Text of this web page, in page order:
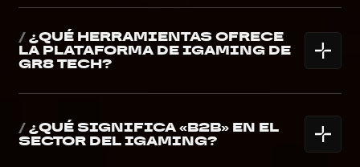
/¿QUÉ HERRAMIENTAS OFRECE
LA PLATAFORMA DE IGAMING DE
GR8 TECH?
/¿QUÉ SIGNIFICA «B2B» EN EL
SECTOR DEL IGAMING?